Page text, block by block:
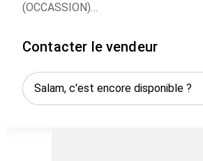
(OCCASSION)
(norme ISO)
Vitesse d’impression couleur :
(norme ISO)
Contacter le vendeur